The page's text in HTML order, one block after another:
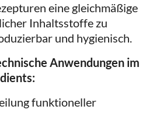
eine gleichmäßige
Inhaltsstoffe zu
und hygienisch.
Anwendungen im
funktioneller